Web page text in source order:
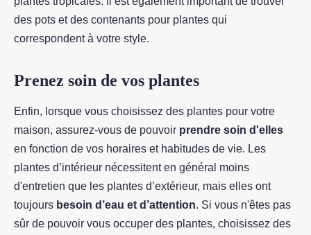
des pots et des contenants pour plantes qui
correspondent à votre style.
Prenez soin de vos plantes
Enfin, lorsque vous choisissez des plantes pour votre
maison, assurez-vous de pouvoir prendre soin d'elles
en fonction de vos horaires et habitudes de vie. Les
plantes d’intérieur nécessitent en général moins
d'entretien que les plantes d’extérieur, mais elles ont
toujours besoin d’eau et d’attention. Si vous n'êtes pas
sûr de pouvoir vous occuper des plantes, choisissez des